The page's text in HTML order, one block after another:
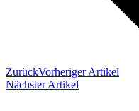
ZurückVorheriger Artikel
Nächster Artikel